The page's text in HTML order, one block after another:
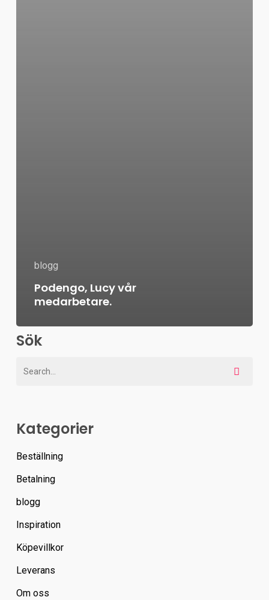
blogg
Podengo, Lucy vår
medarbetare.
Sök
Kategorier
Beställning
Betalning
blogg
Inspiration
Köpevillkor
Leverans
Om oss